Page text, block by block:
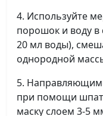
4. Используйте
порошок и воду
20 мл воды),
однородной
5.
при помощи
маску слоем 3-5